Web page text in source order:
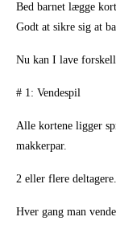
Bed barnet lægge
Godt at sikre sig at
Nu kan I lave
# 1: Vendespil
Alle kortene ligger
makkerpar.
2 eller flere deltagere.
Hver gang man